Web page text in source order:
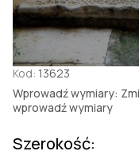
Kod: 13623
Wprowadź wymiary:
wprowadź wymiary
Szerokość: